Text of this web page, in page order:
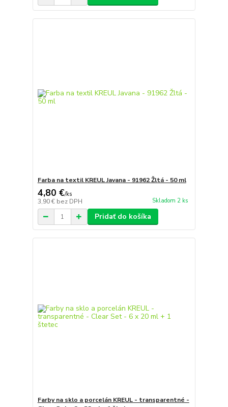
Farba na textil KREUL Javana - 91962 Žltá - 50 ml
4,80 €/ks
3,90 € bez DPH Skladom 2 ks
Pridať do košíka
Farby na sklo a porcelán KREUL - transparentné -